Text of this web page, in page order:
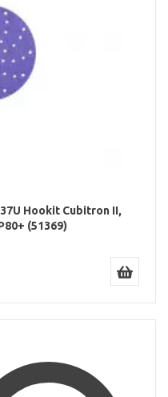
Hookit Cubitron II,
(51369)